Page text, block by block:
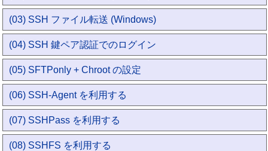
(03) SSH ファイル転送 (Windows)
(04) SSH 鍵ペア認証でのログイン
(05) SFTPonly + Chroot の設定
(06) SSH-Agent を利用する
(07) SSHPass を利用する
(08) SSHFS を利用する